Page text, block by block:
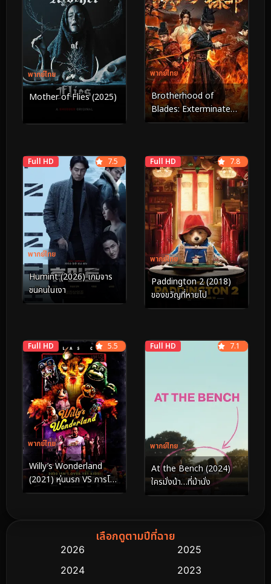
พากย์ไทย
Mother of Flies (2025)
พากย์ไทย
Brotherhood of
Blades: Exterminate
Evil ซิ่วซุนเตา: ขจัด
Full HD
พากย์ไทย
7.5
Humint (2026) เกมจาร
ชนคนในเงา
Full HD
พากย์ไทย
7.8
Paddington 2 (2018)
ของขวัญที่หายไป
Full HD
พากย์ไทย
5.5
Willy’s Wonderland
(2021) หุ่นนรก VS ภารโรง
คลั่ง
Full HD
พากย์ไทย
7.1
At the Bench (2024)
ใครมั่งน้า…ที่ม้านั่ง
เลือกดูตามปีที่ฉาย
2026
2025
2024
2023